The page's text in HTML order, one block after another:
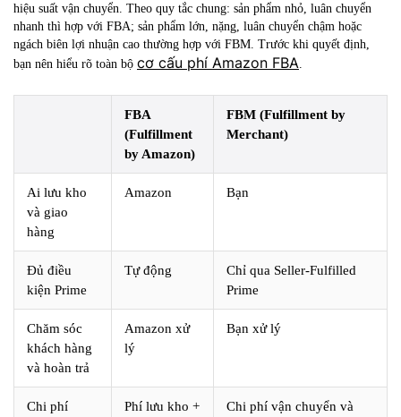
hiệu suất vận chuyển. Theo quy tắc chung: sản phẩm nhỏ, luân chuyển
nhanh thì hợp với FBA; sản phẩm lớn, nặng, luân chuyển chậm hoặc
ngách biên lợi nhuận cao thường hợp với FBM. Trước khi quyết định,
bạn nên hiểu rõ toàn bộ cơ cấu phí Amazon FBA.
FBA
(Fulfillment
by Amazon)
FBM (Fulfillment by
Merchant)
Ai lưu kho
và giao
hàng
Amazon Bạn
Đủ điều
kiện Prime
Tự động
Chỉ qua Seller-Fulfilled
Prime
Chăm sóc
khách hàng
và hoàn trả
Amazon xử
lý
Bạn xử lý
Chi phí
Phí lưu kho +
Chi phí vận chuyển và